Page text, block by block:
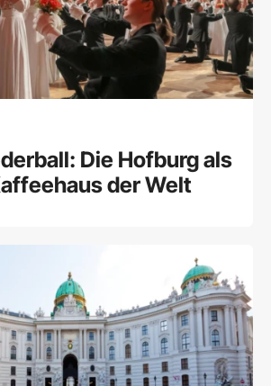
Die Hofburg als
der Welt